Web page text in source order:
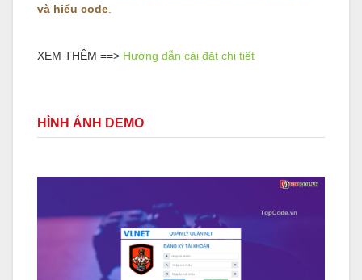
và hiểu code
XEM THÊM ==> Hướng dẫn cài đặt chi tiết
HÌNH ẢNH DEMO